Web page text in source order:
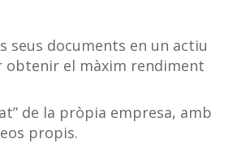
seus documents en un actiu
obtenir el màxim rendiment
de la pròpia empresa, amb
propis.